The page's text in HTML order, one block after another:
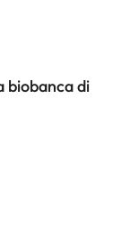
biobanca di